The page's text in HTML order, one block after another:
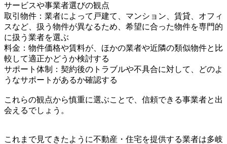
サービスや事業者選びの観点
取引物件：業者によって戸建て、マンション、賃貸、オフィ
スなど、扱う物件が異なるため、希望に合った物件を専門的
に扱う業者を選ぶ
料金：物件価格や賃料が、ほかの業者や近隣の類似物件と比
較して適正かどうか検討する
サポート体制：契約後のトラブルや不具合に対して、どのよ
うなサポートがあるか確認する
これらの観点から慎重に選ぶことで、信頼できる事業者と出
会えるでしょう。
これまで見てきたように不動産・住宅を提供する業者は多岐